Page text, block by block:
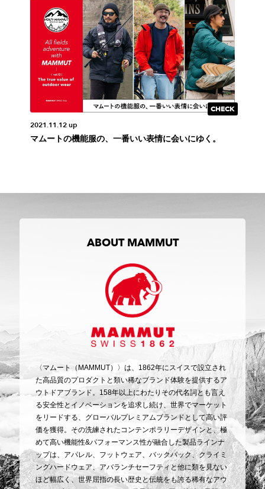
2021.11.12 up
マムートの機能服の、一番いい表情に会いにゆく。
ABOUT MAMMUT
〈マムート（MAMMUT）〉は、1862年にスイスで設立され
た高品質のプロダクトと類い稀なブランド体験を提供するア
ウトドアブランド。158年以上にわたりその代名詞とも言え
る安全性とイノベーションを追求し続け、世界でマーケット
をリードする、グローバルプレミアムブランドとして高い評
価を獲得。その洗練されたコンテンポラリーデザインと、極
めて高い機能性&パフォーマンス性が融合した製品ラインナ
ップは、アパレル、フットウェア、バックパック、クライミ
ングハードウェア、アバランチセーフティと他に類を見ない
ほど幅広く、世界屈指の長い歴史と伝統をも誇る稀有なアウ